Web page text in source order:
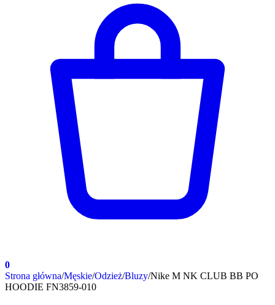
0
Strona główna/Męskie/Odzież/Bluzy/Nike M NK CLUB BB PO
HOODIE FN3859-010